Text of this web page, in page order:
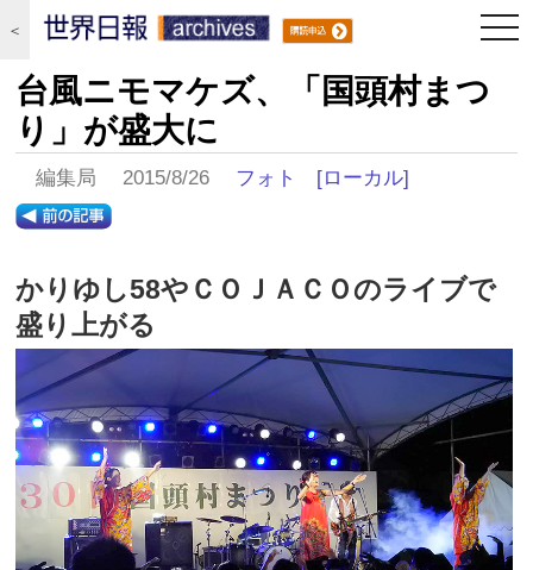
＜
台風ニモマケズ、「国頭村まつ
り」が盛大に
編集局 2015/8/26 フォト [ローカル]
かりゆし58やＣＯＪＡＣＯのライブで
盛り上がる